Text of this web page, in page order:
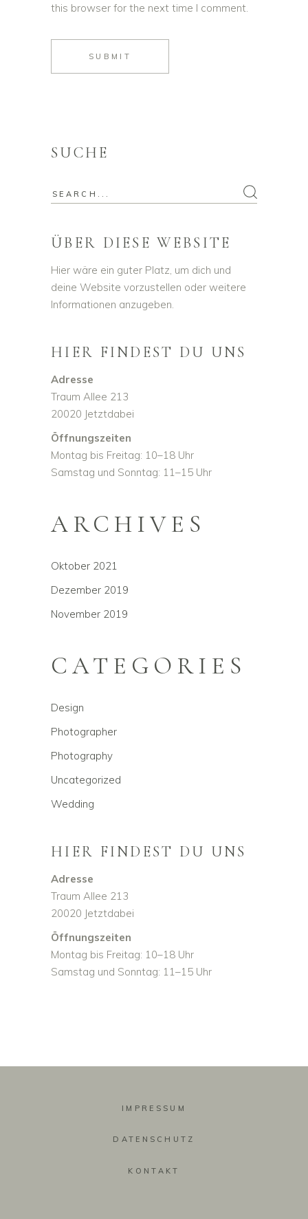
this browser for the next time I comment.
SUBMIT
SUCHE
ÜBER DIESE WEBSITE
Hier wäre ein guter Platz, um dich und
deine Website vorzustellen oder weitere
Informationen anzugeben.
HIER FINDEST DU UNS
Adresse
Traum Allee 213
20020 Jetztdabei
Öffnungszeiten
Montag bis Freitag: 10–18 Uhr
Samstag und Sonntag: 11–15 Uhr
ARCHIVES
Oktober 2021
Dezember 2019
November 2019
CATEGORIES
Design
Photographer
Photography
Uncategorized
Wedding
HIER FINDEST DU UNS
Adresse
Traum Allee 213
20020 Jetztdabei
Öffnungszeiten
Montag bis Freitag: 10–18 Uhr
Samstag und Sonntag: 11–15 Uhr
IMPRESSUM
DATENSCHUTZ
KONTAKT